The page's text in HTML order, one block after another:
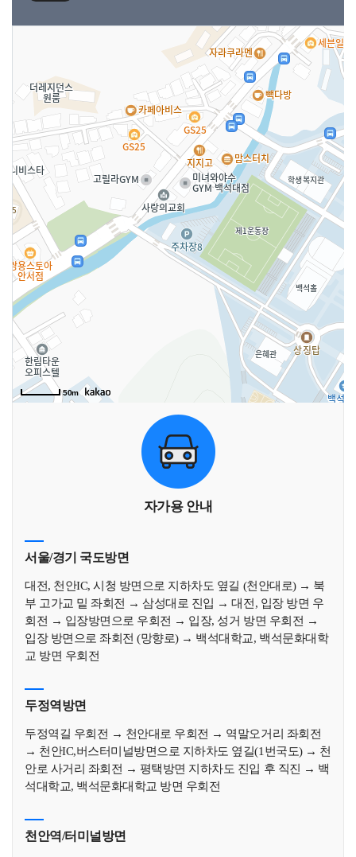
50m
자가용 안내
서울/경기 국도방면
대전, 천안IC, 시청 방면으로 지하차도 옆길 (천안대로) → 북
부 고가교 밑 좌회전 → 삼성대로 진입 → 대전, 입장 방면 우
회전 → 입장방면으로 우회전 → 입장, 성거 방면 우회전 →
입장 방면으로 좌회전 (망향로) → 백석대학교, 백석문화대학
교 방면 우회전
두정역방면
두정역길 우회전 → 천안대로 우회전 → 역말오거리 좌회전
→ 천안IC,버스터미널방면으로 지하차도 옆길(1번국도) → 천
안로 사거리 좌회전 → 평택방면 지하차도 진입 후 직진 → 백
석대학교, 백석문화대학교 방면 우회전
천안역/터미널방면